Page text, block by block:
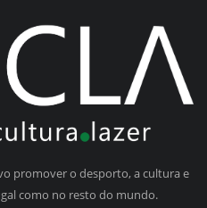
promover o desporto, a cultura e
como no resto do mundo.